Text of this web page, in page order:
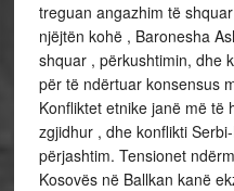
treguan angazhim të
njëjtën kohë , Baronesha
shquar , përkushtimin, dhe
për të ndërtuar konsensus
Konfliktet etnike janë më të
zgjidhur , dhe konflikti
përjashtim. Tensionet
Kosovës në Ballkan kanë